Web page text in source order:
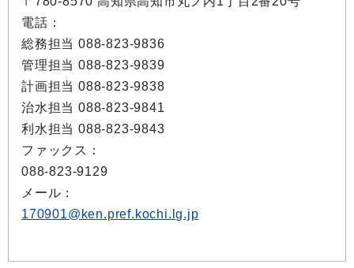
電話：
総務担当 088-823-9836
管理担当 088-823-9839
計画担当 088-823-9838
治水担当 088-823-9841
利水担当 088-823-9843
ファックス：
088-823-9129
メール：
170901@ken.pref.kochi.lg.jp